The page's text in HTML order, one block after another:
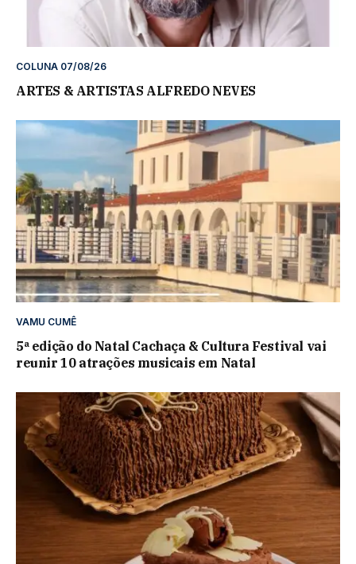
COLUNA 07/08/26
ARTES & ARTISTAS ALFREDO NEVES
VAMU CUMÊ
5ª edição do Natal Cachaça & Cultura Festival vai
reunir 10 atrações musicais em Natal